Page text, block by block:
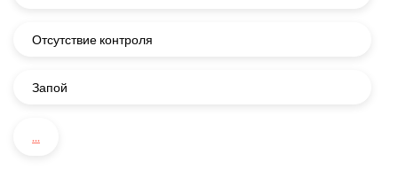
Отсутствие контроля
Запой
...